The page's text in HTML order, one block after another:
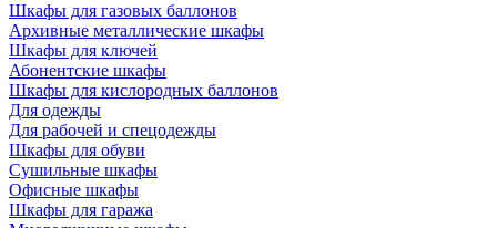
Шкафы для газовых баллонов
Архивные металлические шкафы
Шкафы для ключей
Абонентские шкафы
Шкафы для кислородных баллонов
Для одежды
Для рабочей и спецодежды
Шкафы для обуви
Сушильные шкафы
Офисные шкафы
Шкафы для гаража